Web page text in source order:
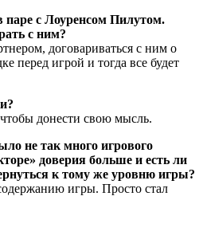
с Лоуренсом Пилутом.
с ним?
договариваться с ним о
перед игрой и тогда все будет
донести свою мысль.
не так много игрового
доверия больше и есть ли
к тому же уровню игры?
игры. Просто стал